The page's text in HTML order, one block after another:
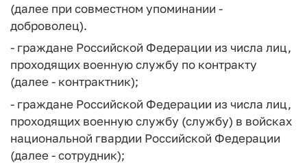
(далее при совместном упоминании -
доброволец).
- граждане Российской Федерации из числа лиц,
проходящих военную службу по контракту
(далее - контрактник);
- граждане Российской Федерации из числа лиц,
проходящих военную службу (службу) в войсках
национальной гвардии Российской Федерации
(далее - сотрудник);